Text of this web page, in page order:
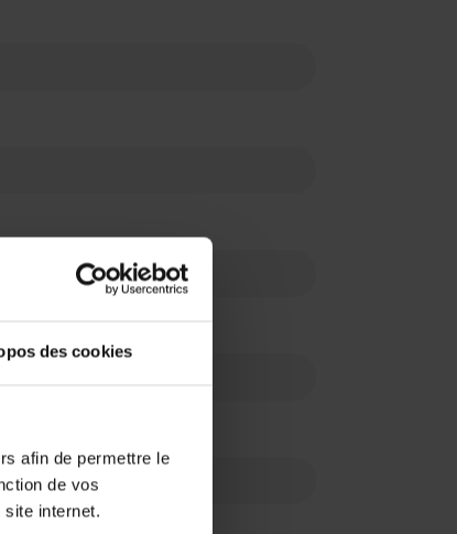
des cookies
afin de permettre le
de vos
internet.